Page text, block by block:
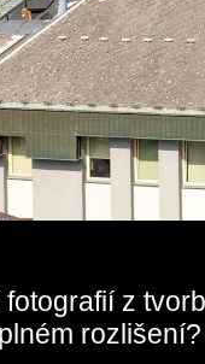
z
plném rozlišení?